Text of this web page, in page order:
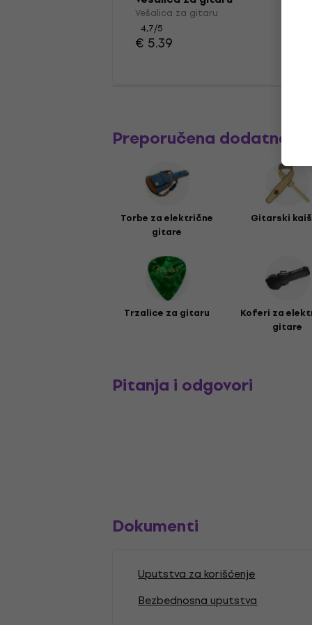
Vešalica za gitaru
4,7/5
€ 5.39
Preporučena dodatna
Torbe za električne
gitare
Gitarski
Trzalice za gitaru
Koferi za
gitare
Pitanja i odgovori
Dokumenti
Uputstva za korišćenje
Bezbednosna uputstva